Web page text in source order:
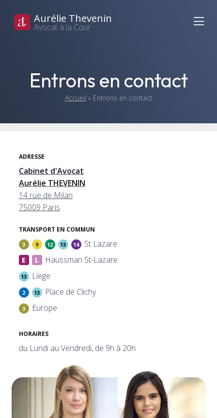
Aurélie Thevenin
Avocat à la Cour
Entrons en contact
Accueil » Entrons en contact
ADRESSE
Cabinet d'Avocat
Aurélie THEVENIN
14 rue de Milan
75009 Paris
TRANSPORT EN COMMUN
3 9 12 13 14 St Lazare
E L Haussman St-Lazare
13 Liege
2 13 Place de Clichy
3 Europe
HORAIRES
du Lundi au Vendredi, de 9h à 20h